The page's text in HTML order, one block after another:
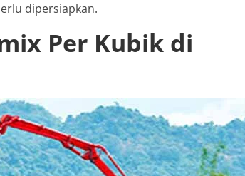
dipersiapkan.
Per Kubik di